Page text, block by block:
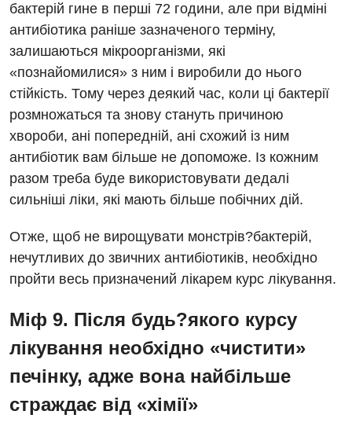
бактерій гине в перші 72 години, але при відміні
антибіотика раніше зазначеного терміну,
залишаються мікроорганізми, які
«познайомилися» з ним і виробили до нього
стійкість. Тому через деякий час, коли ці бактерії
розмножаться та знову стануть причиною
хвороби, ані попередній, ані схожий із ним
антибіотик вам більше не допоможе. Із кожним
разом треба буде використовувати дедалі
сильніші ліки, які мають більше побічних дій.
Отже, щоб не вирощувати монстрів?бактерій,
нечутливих до звичних антибіотиків, необхідно
пройти весь призначений лікарем курс лікування.
Міф 9. Після будь?якого курсу
лікування необхідно «чистити»
печінку, адже вона найбільше
страждає від «хімії»